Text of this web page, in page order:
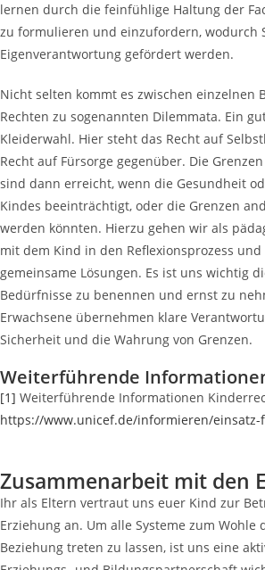
lernen durch die feinfühlige Haltung der
zu formulieren und einzufordern, wodurch
Eigenverantwortung gefördert werden.
Nicht selten kommt es zwischen einzelnen
Rechten zu sogenannten Dilemmata. Ein
Kleiderwahl. Hier steht das Recht auf
Recht auf Fürsorge gegenüber. Die
sind dann erreicht, wenn die Gesundheit
Kindes beeinträchtigt, oder die Grenzen
werden könnten. Hierzu gehen wir als
mit dem Kind in den Reflexionsprozess
gemeinsame Lösungen. Es ist uns wichtig
Bedürfnisse zu benennen und ernst zu
Erwachsene übernehmen klare
Sicherheit und die Wahrung von Grenzen.
Weiterführende
[1] Weiterführende Informationen
https://www.unicef.de/informieren/
Zusammenarbeit mit den
Ihr als Eltern vertraut uns euer Kind zur
Erziehung an. Um alle Systeme zum Wohle
Beziehung treten zu lassen, ist uns eine